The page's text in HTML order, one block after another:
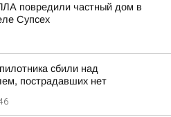
повредили частный дом в
Супсех
сбили над
пострадавших нет